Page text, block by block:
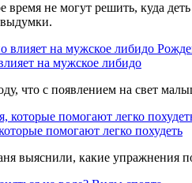
не могут решить, куда
выдумки.
на мужское либидо
что с появлением на свет
помогают легко похудеть
выяснили, какие упражнения